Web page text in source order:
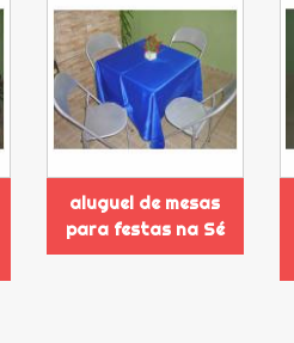
aluguel de mesas
para festas na Sé